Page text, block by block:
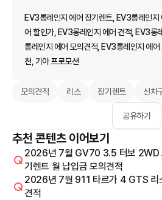
EV3롱레인지 에어 장기렌트, EV3롱레인지
어 할인가, EV3롱레인지 에어 견적, EV3롱
롱레인지 에어 모의견적, EV3롱레인지 에
천, 기아 프로모션
모의견적 리스 장기렌트 신차
공유하기
추천 콘텐츠 이어보기
2026년 7월 GV70 3.5 터보 2WD
기렌트 월 납입금 모의견적
2026년 7월 911 타르가 4 GTS 리
견적